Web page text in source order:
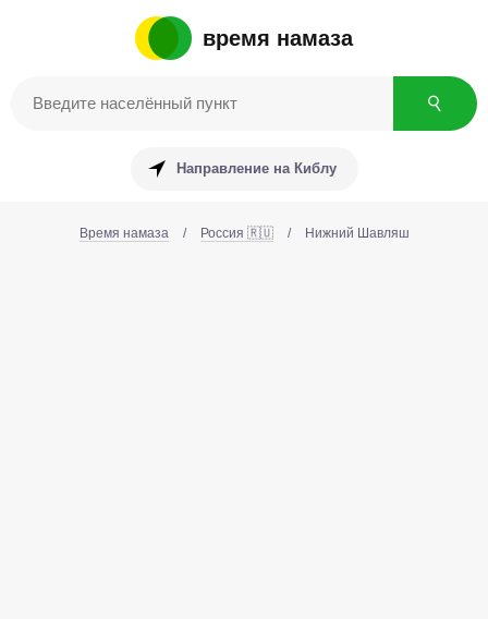
время намаза
Направление на Киблу
Время намаза / Россия 🇷🇺 / Нижний Шавляш